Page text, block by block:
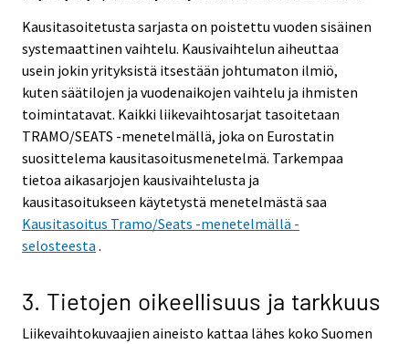
Kausitasoitetusta sarjasta on poistettu vuoden sisäinen
systemaattinen vaihtelu. Kausivaihtelun aiheuttaa
usein jokin yrityksistä itsestään johtumaton ilmiö,
kuten säätilojen ja vuodenaikojen vaihtelu ja ihmisten
toimintatavat. Kaikki liikevaihtosarjat tasoitetaan
TRAMO/SEATS -menetelmällä, joka on Eurostatin
suosittelema kausitasoitusmenetelmä. Tarkempaa
tietoa aikasarjojen kausivaihtelusta ja
kausitasoitukseen käytetystä menetelmästä saa
Kausitasoitus Tramo/Seats -menetelmällä -
selosteesta .
3. Tietojen oikeellisuus ja tarkkuus
Liikevaihtokuvaajien aineisto kattaa lähes koko Suomen